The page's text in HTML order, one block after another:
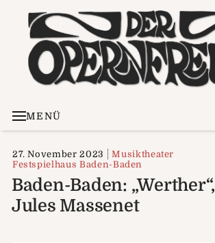
MENÜ
27. November 2023
Musiktheater
Festspielhaus Baden-Baden
Baden-Baden: „Werther“,
Jules Massenet